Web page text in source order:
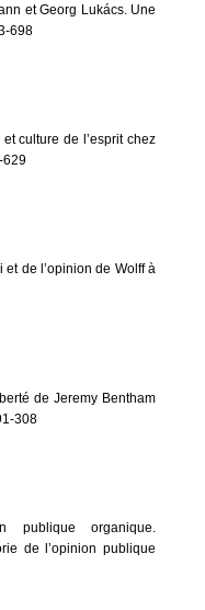
et Georg Lukács. Une
698
culture de l’esprit chez
629
et de l’opinion de Wolff à
de Jeremy Bentham
308
publique organique.
de l’opinion publique